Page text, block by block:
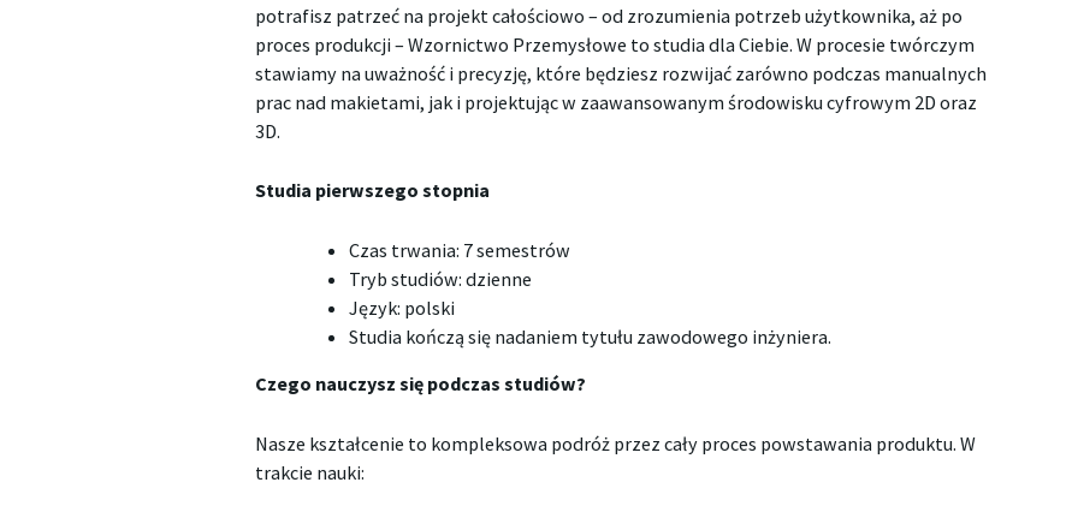
potrafisz patrzeć na projekt całościowo – od zrozumienia potrzeb użytkownika, aż po
proces produkcji – Wzornictwo Przemysłowe to studia dla Ciebie. W procesie twórczym
stawiamy na uważność i precyzję, które będziesz rozwijać zarówno podczas manualnych
prac nad makietami, jak i projektując w zaawansowanym środowisku cyfrowym 2D oraz
3D.
Studia pierwszego stopnia
Czas trwania: 7 semestrów
Tryb studiów: dzienne
Język: polski
Studia kończą się nadaniem tytułu zawodowego inżyniera.
Czego nauczysz się podczas studiów?
Nasze kształcenie to kompleksowa podróż przez cały proces powstawania produktu. W
trakcie nauki: